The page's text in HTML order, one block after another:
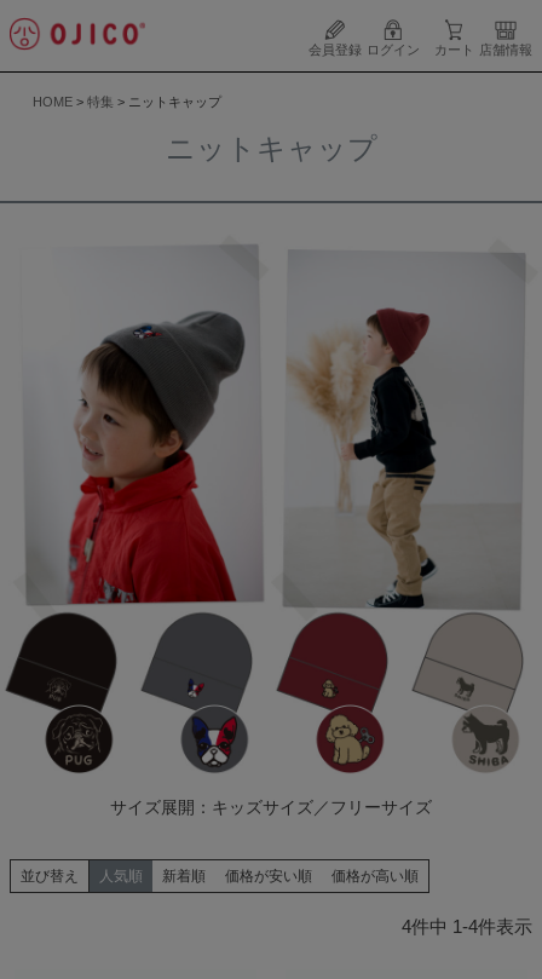
会員登録 ログイン カート 店舗情報
HOME 特集 ニットキャップ
ニットキャップ
サイズ展開：キッズサイズ／フリーサイズ
並び替え 人気順 新着順 価格が安い順 価格が高い順
4件中 1-4件表示